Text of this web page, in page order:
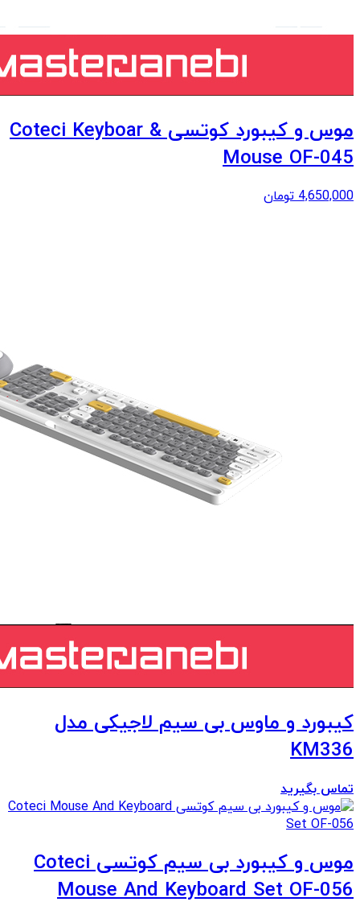
موس و کیبورد کوتسی Coteci Keyboar &
Mouse OF-045
4,650,000 تومان
کیبورد و ماوس بی سیم لاجیکی مدل
KM336
تماس بگیرید
موس و کیبورد بی سیم کوتسی Coteci
Mouse And Keyboard Set OF-056